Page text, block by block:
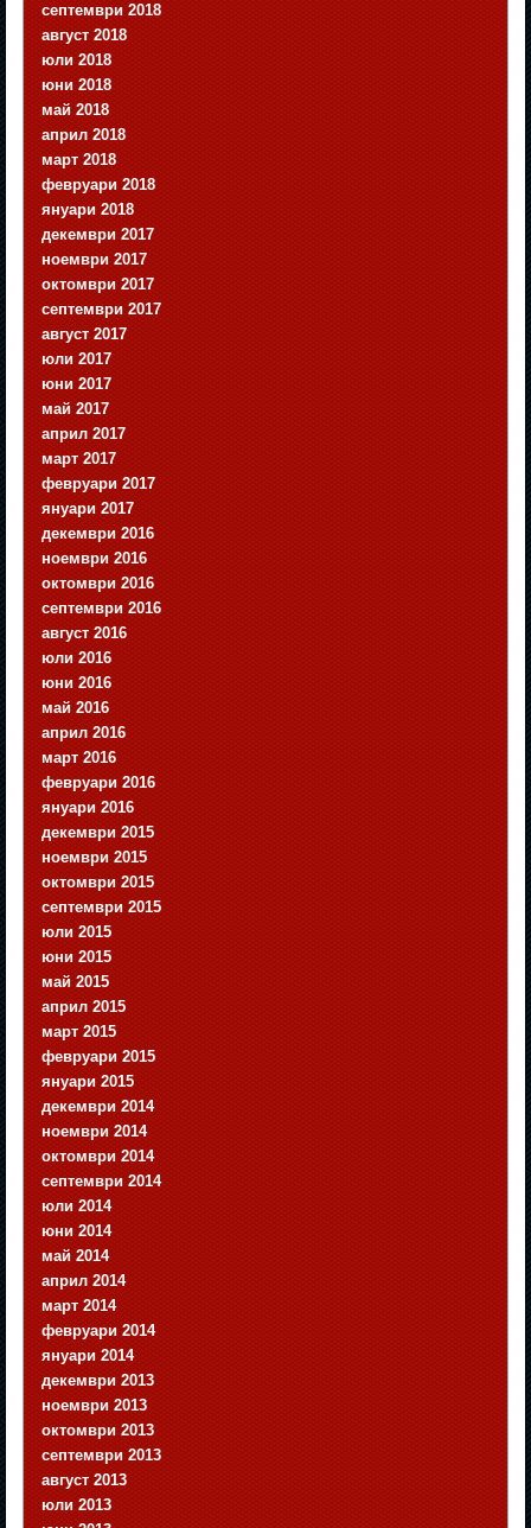
септември 2018
август 2018
юли 2018
юни 2018
май 2018
април 2018
март 2018
февруари 2018
януари 2018
декември 2017
ноември 2017
октомври 2017
септември 2017
август 2017
юли 2017
юни 2017
май 2017
април 2017
март 2017
февруари 2017
януари 2017
декември 2016
ноември 2016
октомври 2016
септември 2016
август 2016
юли 2016
юни 2016
май 2016
април 2016
март 2016
февруари 2016
януари 2016
декември 2015
ноември 2015
октомври 2015
септември 2015
юли 2015
юни 2015
май 2015
април 2015
март 2015
февруари 2015
януари 2015
декември 2014
ноември 2014
октомври 2014
септември 2014
юли 2014
юни 2014
май 2014
април 2014
март 2014
февруари 2014
януари 2014
декември 2013
ноември 2013
октомври 2013
септември 2013
август 2013
юли 2013